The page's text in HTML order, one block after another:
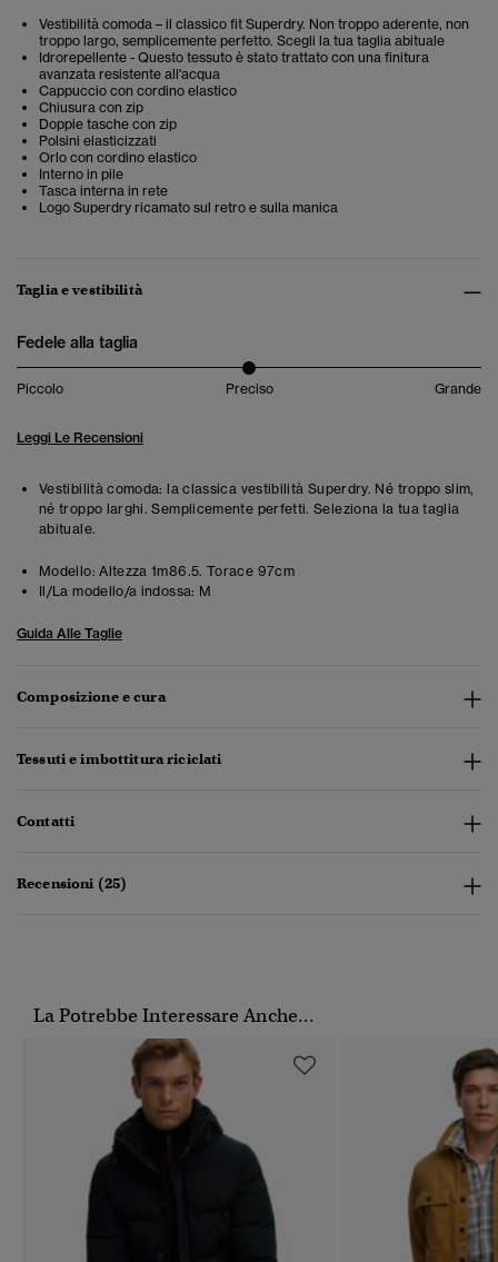
Vestibilità comoda – il classico fit Superdry. Non troppo aderente, non
troppo largo, semplicemente perfetto. Scegli la tua taglia abituale
Idrorepellente - Questo tessuto è stato trattato con una finitura
avanzata resistente all'acqua
Cappuccio con cordino elastico
Chiusura con zip
Doppie tasche con zip
Polsini elasticizzati
Orlo con cordino elastico
Interno in pile
Tasca interna in rete
Logo Superdry ricamato sul retro e sulla manica
Taglia e vestibilità
Fedele alla taglia
Piccolo Preciso Grande
Leggi Le Recensioni
Vestibilità comoda: la classica vestibilità Superdry. Né troppo slim,
né troppo larghi. Semplicemente perfetti. Seleziona la tua taglia
abituale.
Modello: Altezza 1m86.5. Torace 97cm
Il/La modello/a indossa: M
Guida Alle Taglie
Composizione e cura
Tessuti e imbottitura riciclati
Contatti
Recensioni (25)
La Potrebbe Interessare Anche...